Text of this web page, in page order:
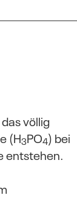
völlig
(H3PO4) bei
entstehen.